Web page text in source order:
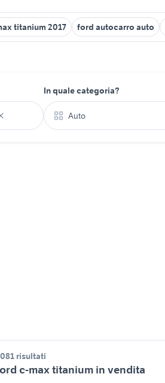
titanium 2017 ford autocarro auto
In quale categoria?
Auto
risultati
c-max titanium in vendita